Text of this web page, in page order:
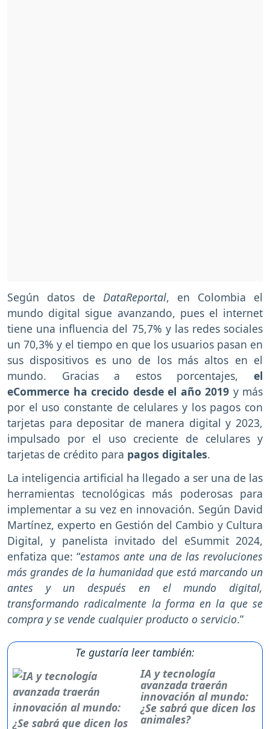
Según datos de DataReportal, en Colombia el
mundo digital sigue avanzando, pues el internet
tiene una influencia del 75,7% y las redes sociales
un 70,3% y el tiempo en que los usuarios pasan en
sus dispositivos es uno de los más altos en el
mundo. Gracias a estos porcentajes, el
eCommerce ha crecido desde el año 2019 y más
por el uso constante de celulares y los pagos con
tarjetas para depositar de manera digital y 2023,
impulsado por el uso creciente de celulares y
tarjetas de crédito para pagos digitales.
La inteligencia artificial ha llegado a ser una de las
herramientas tecnológicas más poderosas para
implementar a su vez en innovación. Según David
Martínez, experto en Gestión del Cambio y Cultura
Digital, y panelista invitado del eSummit 2024,
enfatiza que: “estamos ante una de las revoluciones
más grandes de la humanidad que está marcando un
antes y un después en el mundo digital,
transformando radicalmente la forma en la que se
compra y se vende cualquier producto o servicio.”
Te gustaría leer también:
IA y tecnología
avanzada traerán
innovación al mundo:
¿Se sabrá que dicen los
animales?